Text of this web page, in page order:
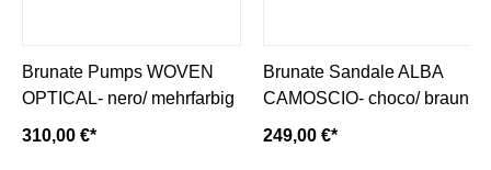
Brunate Pumps WOVEN
OPTICAL- nero/ mehrfarbig
310,00 €*
Brunate Sandale ALBA
CAMOSCIO- choco/ braun
249,00 €*